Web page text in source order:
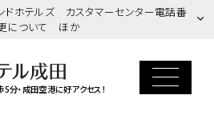
ドホテルズ カスタマーセンター電話番
について ほか
分・成田空港に好アクセス！